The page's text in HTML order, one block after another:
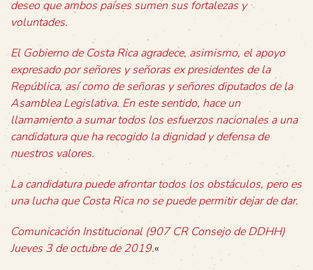
deseo que ambos países sumen sus fortalezas y
voluntades.
El Gobierno de Costa Rica agradece, asimismo, el apoyo
expresado por señores y señoras ex presidentes de la
República, así como de señoras y señores diputados de la
Asamblea Legislativa. En este sentido, hace un
llamamiento a sumar todos los esfuerzos nacionales a una
candidatura que ha recogido la dignidad y defensa de
nuestros valores.
La candidatura puede afrontar todos los obstáculos, pero es
una lucha que Costa Rica no se puede permitir dejar de dar.
Comunicación Institucional (907 CR Consejo de DDHH)
Jueves 3 de octubre de 2019.«